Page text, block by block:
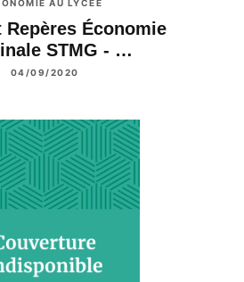
AU LYCÉE
Repères Économie
STMG - …
04/09/2020